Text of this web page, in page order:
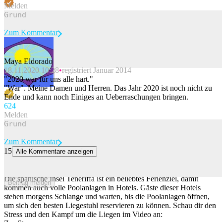
Melden
Beitrag melden
Zum Kommentar
Maya Eldorado
18.11.2020 10:28 registriert Januar 2014
"2020 war für uns alle hart."
"War". Meine Damen und Herren. Das Jahr 2020 ist noch nicht zu
Ende und kann noch Einiges an Ueberraschungen bringen.
624
Melden
Beitrag melden
Zum Kommentar
15 Alle Kommentare anzeigen
Die spanische Insel Teneriffa ist ein beliebtes Ferienziel, damit
kommen auch volle Poolanlagen in Hotels. Gäste dieser Hotels
stehen morgens Schlange und warten, bis die Poolanlagen öffnen,
um sich den besten Liegestuhl reservieren zu können. Schau dir den
Stress und den Kampf um die Liegen im Video an: